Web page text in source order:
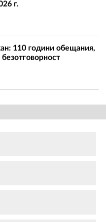
г.
110 години обещания,